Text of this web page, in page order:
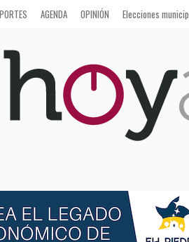
AGENDA OPINIÓN Elecciones